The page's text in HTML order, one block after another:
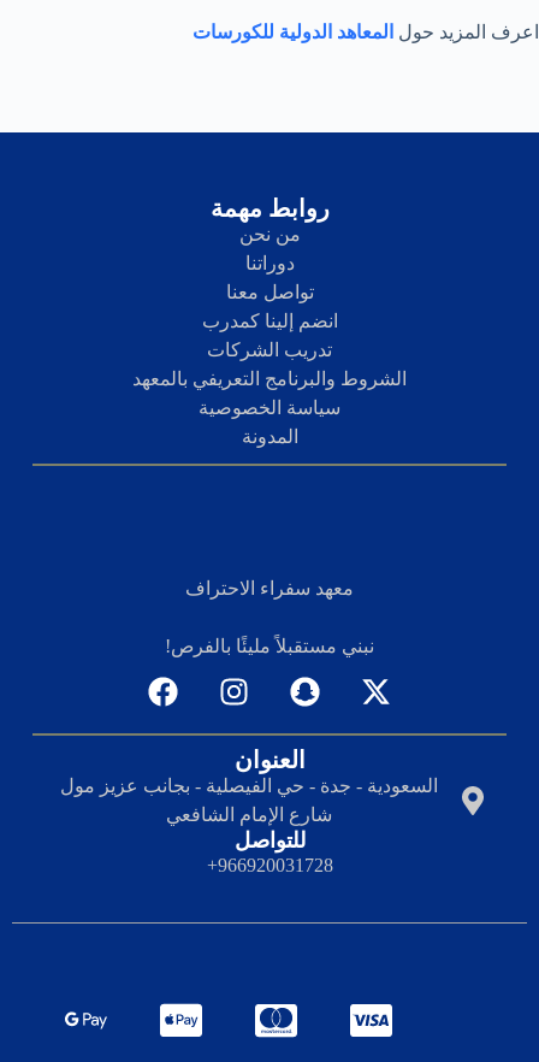
اعرف المزيد حول المعاهد الدولية للكورسات
روابط مهمة
من نحن
دوراتنا
تواصل معنا
انضم إلينا كمدرب
تدريب الشركات
الشروط والبرنامج التعريفي بالمعهد
سياسة الخصوصية
المدونة
معهد سفراء الاحتراف
نبني مستقبلاً مليئًا بالفرص!
العنوان
السعودية - جدة - حي الفيصلية - بجانب عزيز مول
شارع الإمام الشافعي
للتواصل
966920031728+